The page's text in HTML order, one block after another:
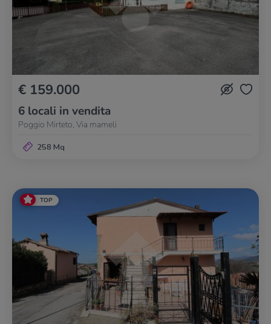
€ 159.000
6 locali in vendita
Poggio Mirteto, Via mameli
258 Mq
TOP